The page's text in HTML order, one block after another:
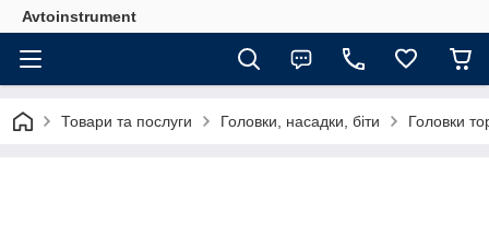
Avtoinstrument
Товари та послуги Головки, насадки, біти Головки